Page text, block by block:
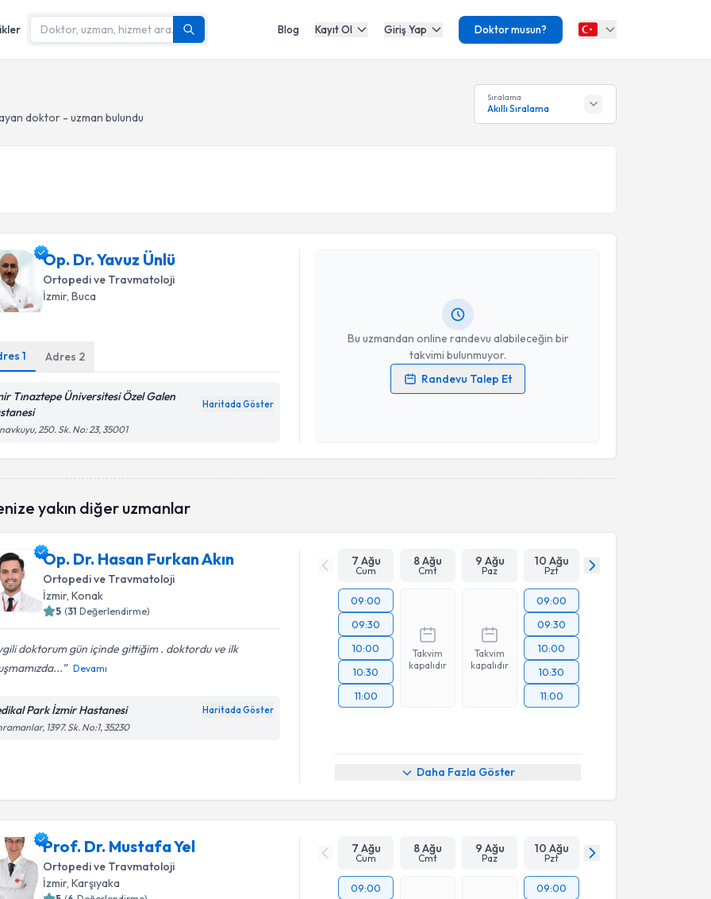
Blog Kayıt Ol Giriş Yap Doktor musun?
doktor - uzman bulundu
Sıralama
Akıllı Sıralama
Op. Dr. Yavuz Ünlü
Ortopedi ve Travmatoloji
İzmir, Buca
1 Adres 2
Tınaztepe Üniversitesi Özel Galen
Haritada Göster
250. Sk. No: 23, 35001
Bu uzmandan online randevu alabileceğin bir
takvimi bulunmuyor.
Randevu Talep Et
Op. Dr. Yavuz Ünlü
Kişisel verilerimin işlenmesine ilişkinAydınlatma Metni
Takvim Talebini Gönder
yakın diğer uzmanlar
Op. Dr. Hasan Furkan Akın
Ortopedi ve Travmatoloji
İzmir, Konak
5 (31 Değerlendirme)
doktorum gün içinde gittiğim . doktordu ve ilk
Devamı
Park İzmir Hastanesi Haritada Göster
1397. Sk. No:1, 35230
7 Ağu
Cum
8 Ağu
Cmt
9 Ağu
Paz
10 Ağu
Pzt
09:00
09:30
10:00
10:30
11:00
Takvim
kapalıdır
Takvim
kapalıdır
09:00
09:30
10:00
10:30
11:00
Daha Fazla Göster
Prof. Dr. Mustafa Yel
Ortopedi ve Travmatoloji
İzmir, Karşıyaka
7 Ağu
Cum
8 Ağu
Cmt
9 Ağu
Paz
10 Ağu
Pzt
09:00
09:00